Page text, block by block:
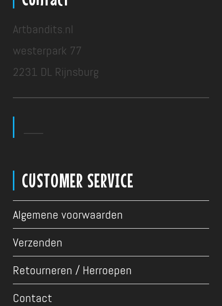
Artbandits.nl
westerpark 77
2231 DL Rijnsburg
CUSTOMER SERVICE
Algemene voorwaarden
Verzenden
Retourneren / Herroepen
Contact